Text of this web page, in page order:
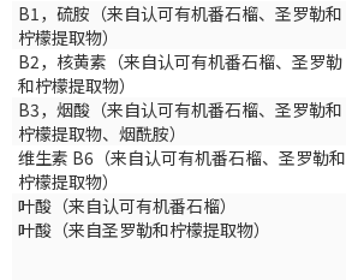
B1，硫胺（来自认可有机番石榴、圣罗勒和
柠檬提取物）
B2，核黄素（来自认可有机番石榴、圣罗勒
和柠檬提取物）
B3，烟酸（来自认可有机番石榴、圣罗勒和
柠檬提取物、烟酰胺）
维生素 B6（来自认可有机番石榴、圣罗勒和
柠檬提取物）
叶酸（来自认可有机番石榴）
叶酸（来自圣罗勒和柠檬提取物）